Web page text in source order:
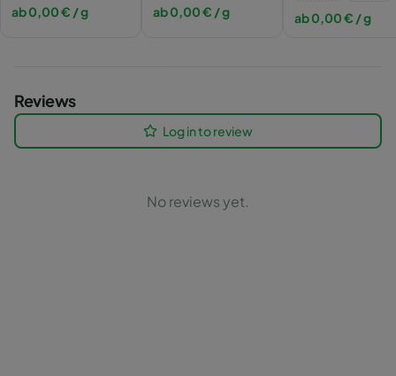
ab0,00€ / g ab0,00€ / g ab0,00€ / g
Reviews
Log in to review
No reviews yet.